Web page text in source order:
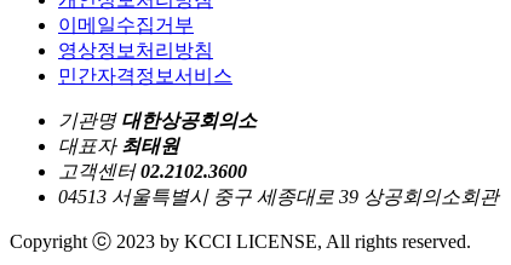
이메일수집거부
영상정보처리방침
민간자격정보서비스
기관명 대한상공회의소
대표자 최태원
고객센터 02.2102.3600
04513 서울특별시 중구 세종대로 39 상공회의소회관
Copyright ⓒ 2023 by KCCI LICENSE, All rights reserved.